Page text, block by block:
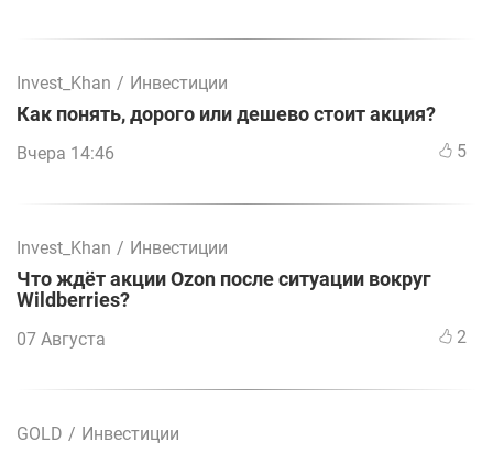
Invest_Khan / Инвестиции
Как понять, дорого или дешево стоит акция?
Вчера 14:46 5
Invest_Khan / Инвестиции
Что ждёт акции Ozon после ситуации вокруг
Wildberries?
07 Августа 2
GOLD / Инвестиции